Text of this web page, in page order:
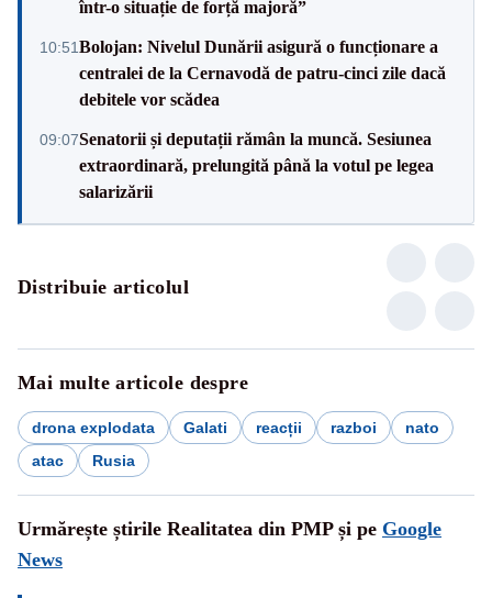
într-o situație de forță majoră”
10:51Bolojan: Nivelul Dunării asigură o funcționare a
centralei de la Cernavodă de patru-cinci zile dacă
debitele vor scădea
09:07Senatorii și deputații rămân la muncă. Sesiunea
extraordinară, prelungită până la votul pe legea
salarizării
Distribuie articolul
Mai multe articole despre
drona explodata Galati reacții razboi
nato
atac
Rusia
Urmărește știrile Realitatea din PMP și pe Google
News